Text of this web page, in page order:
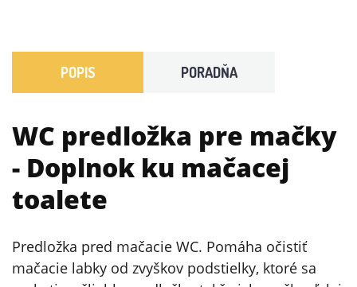
POPIS PORADŇA
WC predložka pre mačky
- Doplnok ku mačacej
toalete
Predložka pred mačacie WC. Pomáha očistiť
mačacie labky od zvyškov podstielky, ktoré sa